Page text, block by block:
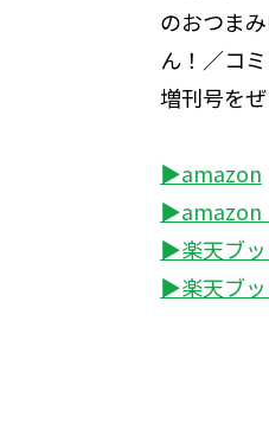
のおつま
ん！／コ
増刊号を
▶amazon
▶amazon
▶楽天ブッ
▶楽天ブッ